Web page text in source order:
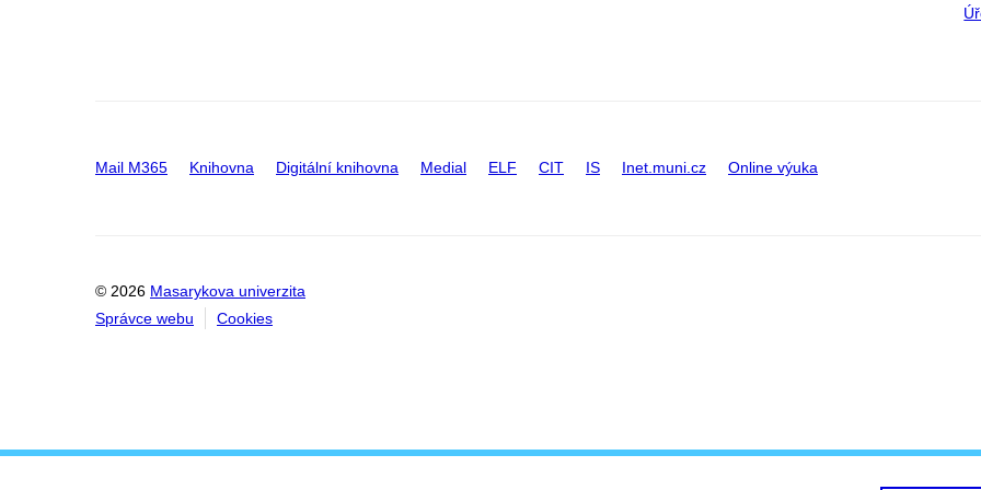
Mail M365 Knihovna Digitální knihovna Medial ELF CIT IS Inet.muni.cz Online výuka
© 2026 Masarykova univerzita
Správce webu
Cookies